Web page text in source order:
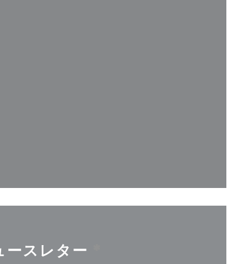
す))
開きます))
ースレター